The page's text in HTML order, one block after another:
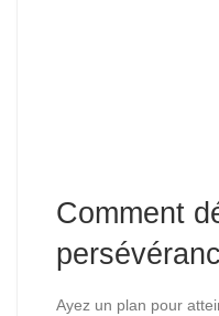
Comment
Ayez un plan pour